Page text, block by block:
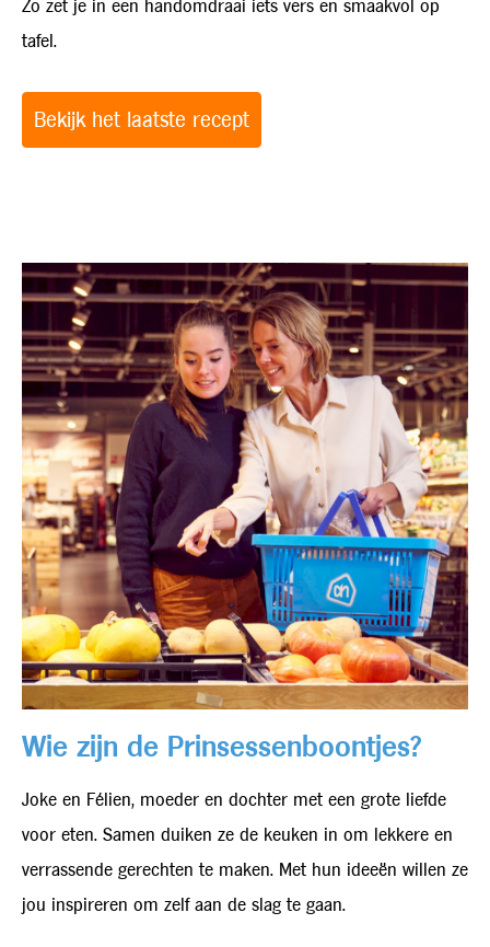
Zo zet je in een handomdraai iets vers en smaakvol op
tafel.
Bekijk het laatste recept
Wie zijn de Prinsessenboontjes?
Joke en Félien, moeder en dochter met een grote liefde
voor eten. Samen duiken ze de keuken in om lekkere en
verrassende gerechten te maken. Met hun ideeën willen ze
jou inspireren om zelf aan de slag te gaan.